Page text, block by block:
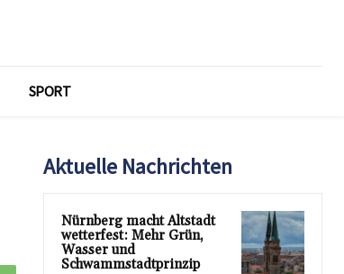
SPORT
Aktuelle Nachrichten
Nürnberg macht Altstadt
wetterfest: Mehr Grün,
Wasser und
Schwammstadtprinzip